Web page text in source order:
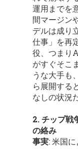
運用までを
間マージン
デルは成り
仕事」を再
役、つまり
がすぐそこ
うな大手も
ら展開する
なしの状況だ
2. チップ
の絡み
事実: 米国